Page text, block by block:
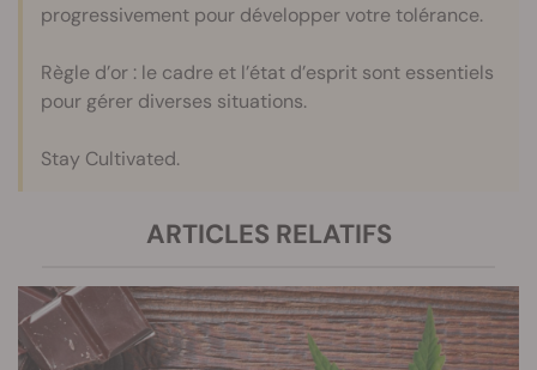
progressivement pour développer votre tolérance.
Règle d’or : le cadre et l’état d’esprit sont essentiels
pour gérer diverses situations.
Stay Cultivated.
ARTICLES RELATIFS